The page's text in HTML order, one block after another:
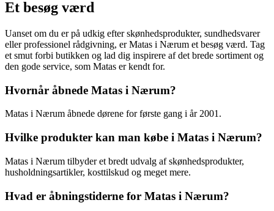
Et besøg værd
Uanset om du er på udkig efter skønhedsprodukter, sundhedsvarer
eller professionel rådgivning, er Matas i Nærum et besøg værd. Tag
et smut forbi butikken og lad dig inspirere af det brede sortiment og
den gode service, som Matas er kendt for.
Hvornår åbnede Matas i Nærum?
Matas i Nærum åbnede dørene for første gang i år 2001.
Hvilke produkter kan man købe i Matas i Nærum?
Matas i Nærum tilbyder et bredt udvalg af skønhedsprodukter,
husholdningsartikler, kosttilskud og meget mere.
Hvad er åbningstiderne for Matas i Nærum?